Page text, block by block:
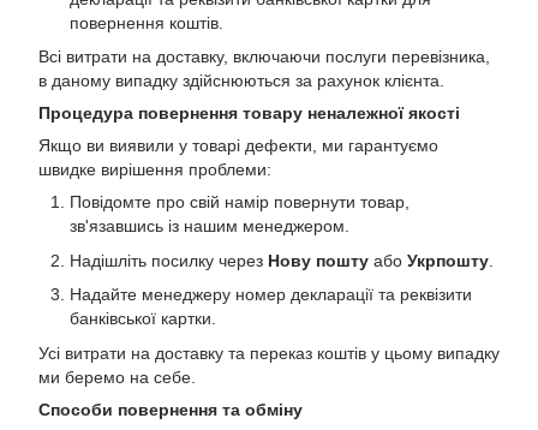
повернення коштів.
Всі витрати на доставку, включаючи послуги перевізника,
в даному випадку здійснюються за рахунок клієнта.
Процедура повернення товару неналежної якості
Якщо ви виявили у товарі дефекти, ми гарантуємо
швидке вирішення проблеми:
Повідомте про свій намір повернути товар,
зв'язавшись із нашим менеджером.
Надішліть посилку через Нову пошту або Укрпошту
Надайте менеджеру номер декларації та реквізити
банківської картки.
Усі витрати на доставку та переказ коштів у цьому випадку
ми беремо на себе.
Способи повернення та обміну